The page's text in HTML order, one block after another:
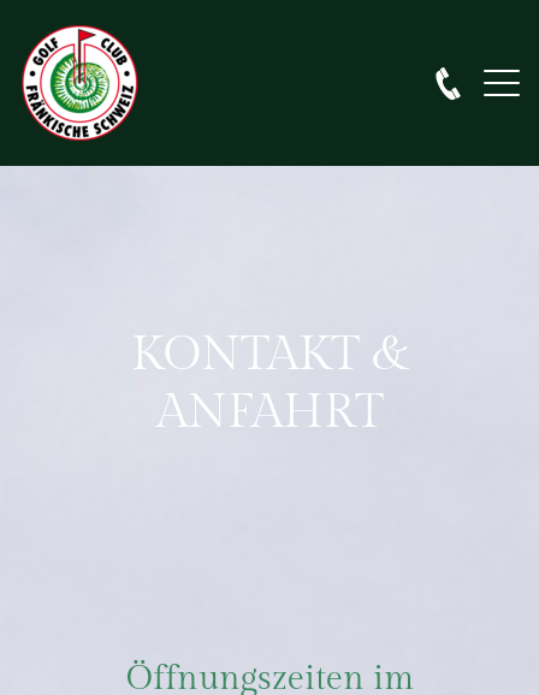
KONTAKT &
ANFAHRT
Öffnungszeiten im